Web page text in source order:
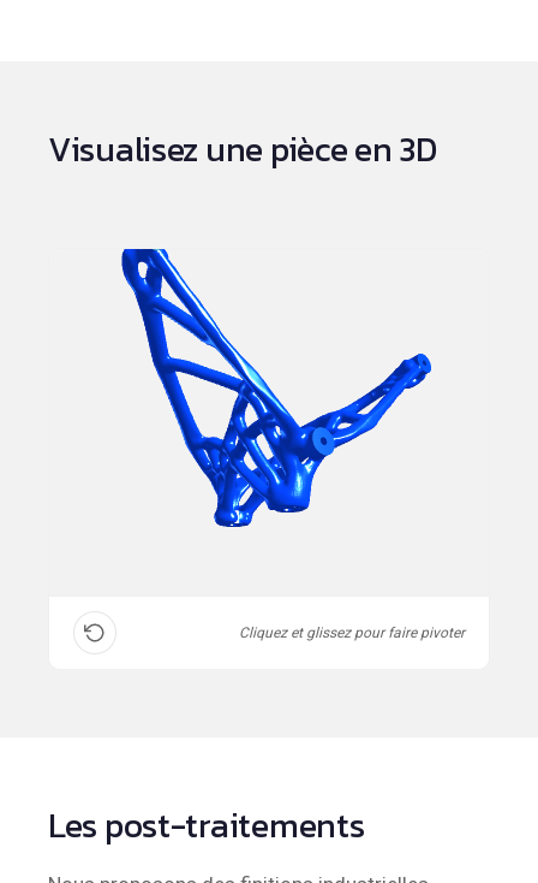
Visualisez une pièce en 3D
Cliquez et glissez pour faire pivoter
Les post-traitements